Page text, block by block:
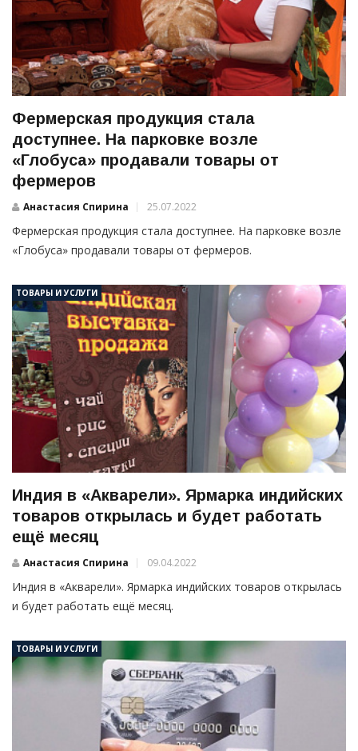
Фермерская продукция стала
доступнее. На парковке возле
«Глобуса» продавали товары от
фермеров
Анастасия Спирина 25.07.2022
Фермерская продукция стала доступнее. На парковке возле
«Глобуса» продавали товары от фермеров.
ТОВАРЫ И УСЛУГИ
Индия в «Акварели». Ярмарка индийских
товаров открылась и будет работать
ещё месяц
Анастасия Спирина 09.04.2022
Индия в «Акварели». Ярмарка индийских товаров открылась
и будет работать ещё месяц.
ТОВАРЫ И УСЛУГИ